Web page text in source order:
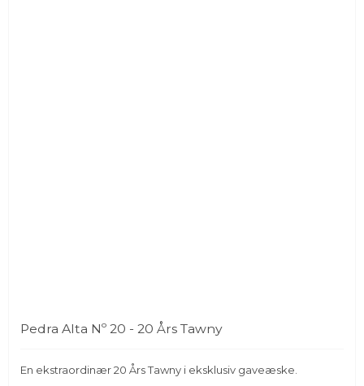
Pedra Alta Nº 20 - 20 Års Tawny
En ekstraordinær 20 Års Tawny i eksklusiv gaveæske.